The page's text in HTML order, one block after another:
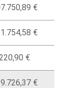
€
€
€
€